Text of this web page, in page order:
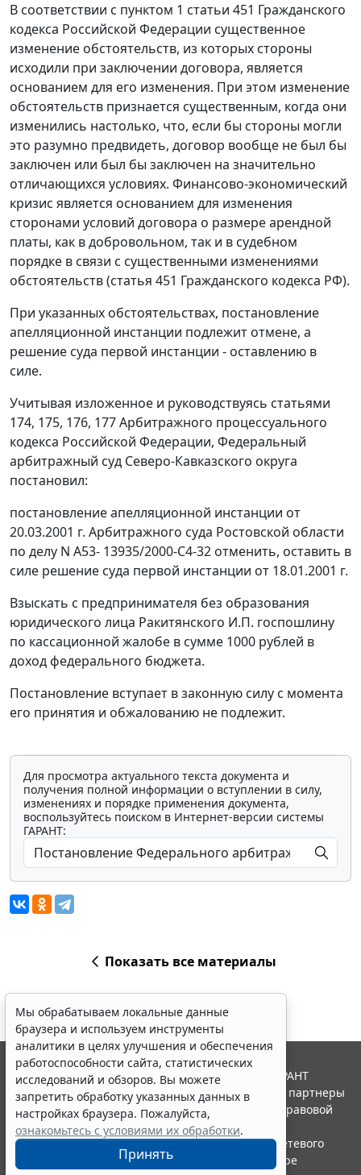
В соответствии с пунктом 1 статьи 451 Гражданского
кодекса Российской Федерации существенное
изменение обстоятельств, из которых стороны
исходили при заключении договора, является
основанием для его изменения. При этом изменение
обстоятельств признается существенным, когда они
изменились настолько, что, если бы стороны могли
это разумно предвидеть, договор вообще не был бы
заключен или был бы заключен на значительно
отличающихся условиях. Финансово-экономический
кризис является основанием для изменения
сторонами условий договора о размере арендной
платы, как в добровольном, так и в судебном
порядке в связи с существенными изменениями
обстоятельств (статья 451 Гражданского кодекса РФ).
При указанных обстоятельствах, постановление
апелляционной инстанции подлежит отмене, а
решение суда первой инстанции - оставлению в
силе.
Учитывая изложенное и руководствуясь статьями
174, 175, 176, 177Арбитражного процессуального
кодекса Российской Федерации, Федеральный
арбитражный суд Северо-Кавказского округа
постановил:
постановление апелляционной инстанции от
20.03.2001 г. Арбитражного суда Ростовской области
по делу N А53- 13935/2000-С4-32 отменить, оставить в
силе решение суда первой инстанции от 18.01.2001 г.
Взыскать с предпринимателя без образования
юридического лица Ракитянского И.П. госпошлину
по кассационной жалобе в сумме 1000 рублей в
доход федерального бюджета.
Постановление вступает в законную силу с момента
его принятия и обжалованию не подлежит.
Для просмотра актуального текста документа и
получения полной информации о вступлении в силу,
изменениях и порядке применения документа,
воспользуйтесь поиском в Интернет-версии системы
ГАРАНТ:
Показать все материалы
Мы обрабатываем локальные данные
браузера и используем инструменты
аналитики в целях улучшения и обеспечения
работоспособности сайта, статистических
исследований и обзоров. Вы можете
запретить обработку указанных данных в
настройках браузера. Пожалуйста,
ознакомьтесь с условиями их обработки.
Принять
© ООО "НПП "ГАРАНТ-СЕРВИС", 2026. Система ГАРАНТ
выпускается с 1990 года. Компания "Гарант" и ее партнеры
являются участниками Российской ассоциации правовой
информации ГАРАНТ.
Портал ГАРАНТ.РУ зарегистрирован в качестве сетевого
издания Федеральной службой по надзору в сфере